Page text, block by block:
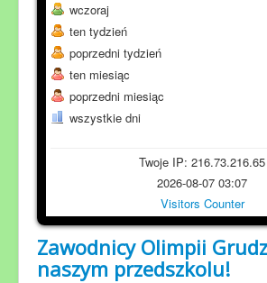
wczoraj
ten tydzień
poprzedni tydzień
ten miesiąc
poprzedni miesiąc
wszystkie dni
Twoje IP: 216.73.216.65
2026-08-07 03:07
Visitors Counter
Zawodnicy Olimpii
naszym przedszkolu!